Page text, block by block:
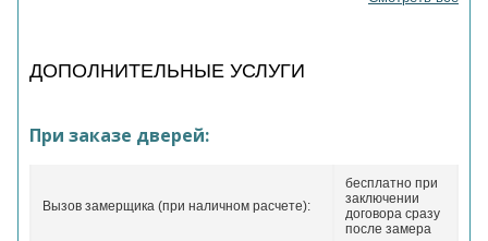
ДОПОЛНИТЕЛЬНЫЕ УСЛУГИ
При заказе дверей:
Вызов замерщика (при наличном расчете):
бесплатно при
заключении
договора сразу
после замера